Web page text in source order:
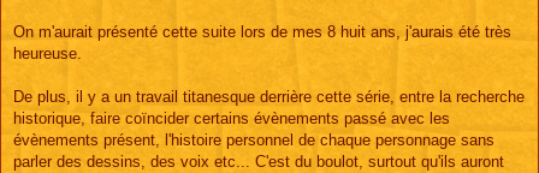
On m'aurait présenté cette suite lors de mes 8 huit ans, j'aurais été très
heureuse.
De plus, il y a un travail titanesque derrière cette série, entre la recherche
historique, faire coïncider certains évènements passé avec les
évènements présent, l'histoire personnel de chaque personnage sans
parler des dessins, des voix etc... C'est du boulot, surtout qu'ils auront